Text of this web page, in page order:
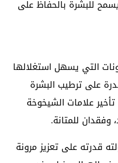
للبشرة بالحفاظ على
التي يسهل استغلالها
على ترطيب البشرة
علامات الشيخوخة
للمتانة.
قدرته على تعزيز مرونة